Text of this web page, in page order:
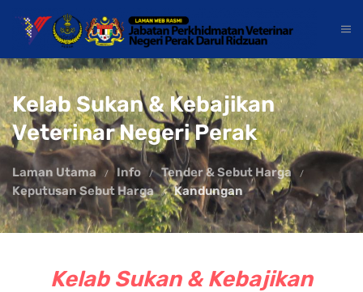
Kelab Sukan & Kebajikan
Veterinar Negeri Perak
Laman Utama Info
Tender & Sebut Harga
Keputusan Sebut Harga
Kandungan
Kelab Sukan & Kebajikan